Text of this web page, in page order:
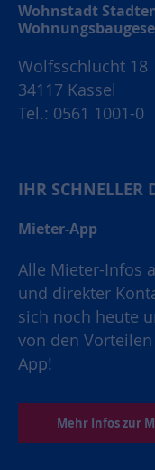
Wohnstadt
Wolfsschlucht 18
34117 Kassel
Tel.: 0561 1001-0
IHR SCHNELLER
Mieter-App
Alle Mieter-Infos
und direkter
sich noch heute
von den
App!
Mehr Infos zur